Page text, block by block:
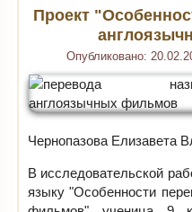
Проект
Опубликовано:
Чернопазова Елизавета
В исследовательской
языку "Особенности